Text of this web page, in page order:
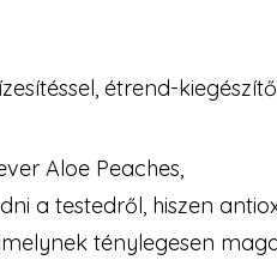
étrend-
Aloe Peaches,
a testedről, hiszen
ténylegesen